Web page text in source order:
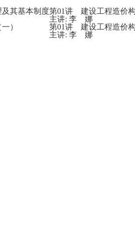
其基本制度
）
第01讲 建设工程造价
主讲: 李 娜
第01讲 建设工程造价构
主讲: 李 娜